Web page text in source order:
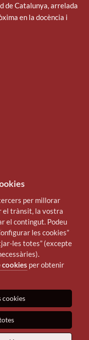
de Catalunya, arrelada
en la docència i
per millorar
el trànsit, la vostra
el contingut. Podeu
les cookies”
les totes” (excepte
cookies per obtenir
cookies